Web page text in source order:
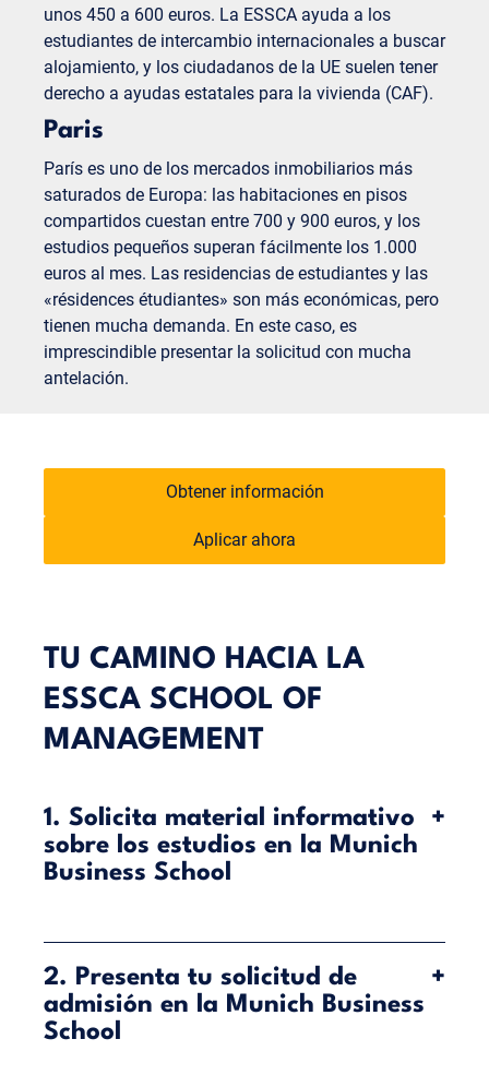
unos 450 a 600 euros. La ESSCA ayuda a los
estudiantes de intercambio internacionales a buscar
alojamiento, y los ciudadanos de la UE suelen tener
derecho a ayudas estatales para la vivienda (CAF).
Paris
París es uno de los mercados inmobiliarios más
saturados de Europa: las habitaciones en pisos
compartidos cuestan entre 700 y 900 euros, y los
estudios pequeños superan fácilmente los 1.000
euros al mes. Las residencias de estudiantes y las
«résidences étudiantes» son más económicas, pero
tienen mucha demanda. En este caso, es
imprescindible presentar la solicitud con mucha
antelación.
Obtener información
Aplicar ahora
TU CAMINO HACIA LA
ESSCA SCHOOL OF
MANAGEMENT
1. Solicita material informativo
sobre los estudios en la Munich
Business School
+
con una estancia en la ESSCA School of
Management de Francia, ¡y todo ello dentro de un
mismo programa! Puedes cursar tu semestre en el
2. Presenta tu solicitud de
admisión en la Munich Business
School
+